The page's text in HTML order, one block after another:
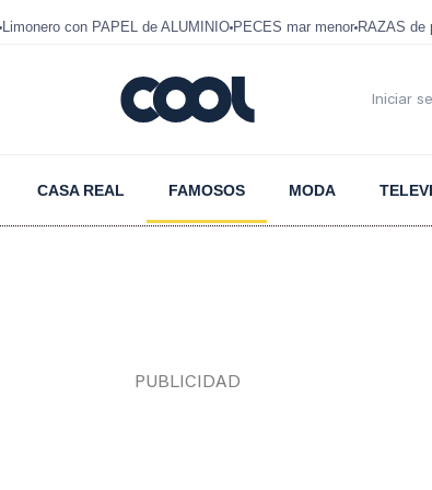
Limonero con PAPEL de ALUMINIO PECES mar menor RAZAS de
Iniciar
CASA REAL FAMOSOS MODA